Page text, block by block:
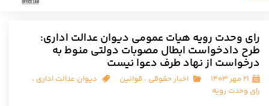
رای وحدت رویه هیات عمومی دیوان عدالت اداری:
طرح دادخواست ابطال مصوبات دولتی منوط به
درخواست از نهاد طرف دعوا نیست
۲۱ مهر ۱۴۰۳ اخبار حقوقی ، قوانین دیوان عدالت اداری ،
رای وحدت رویه